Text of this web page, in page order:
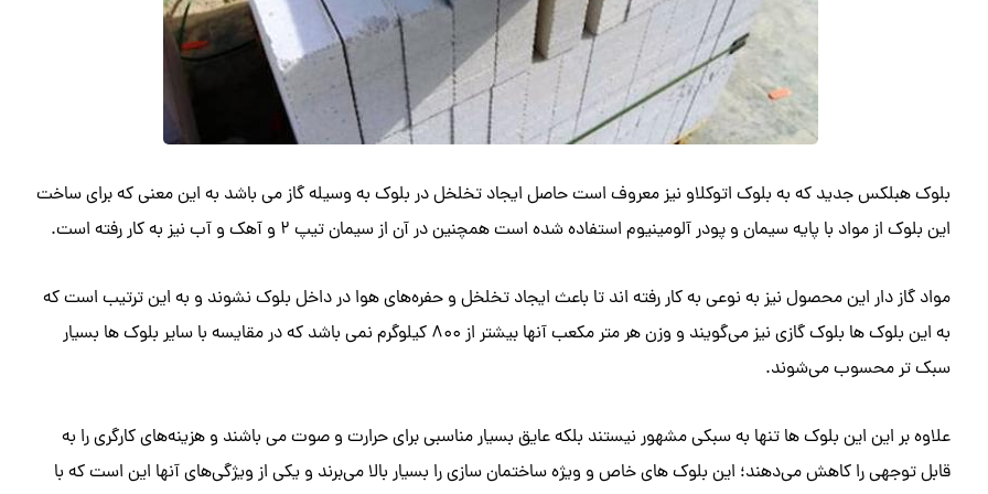
بلوک هبلکس جدید که به بلوک اتوکلاو نیز معروف است حاصل ایجاد تخلخل در بلوک به وسیله گاز می باشد به این معنی که برای ساخت
این بلوک از مواد با پایه سیمان و پودر آلومینیوم استفاده شده است همچنین در آن از سیمان تیپ ۲ و آهک و آب نیز به کار رفته است.
مواد گاز دار این محصول نیز به نوعی به کار رفته اند تا باعث ایجاد تخلخل و حفره‌های هوا در داخل بلوک نشوند و به این ترتیب است که
به این بلوک ها بلوک گازی نیز می‌گویند و وزن هر متر مکعب آنها بیشتر از ۸۰۰ کیلوگرم نمی باشد که در مقایسه با سایر بلوک ها بسیار
سبک تر محسوب می‌شوند.
علاوه بر این این بلوک ها تنها به سبکی مشهور نیستند بلکه عایق بسیار مناسبی برای حرارت و صوت می باشند و هزینه‌های کارگری را به
قابل توجهی را کاهش می‌دهند؛ این بلوک های خاص و ویژه ساختمان سازی را بسیار بالا می‌برند و یکی از ویژگی‌های آنها این است که با